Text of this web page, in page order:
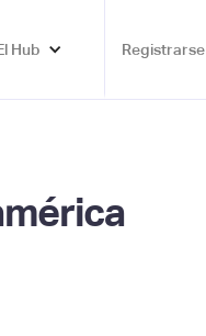
Hub Registrarse